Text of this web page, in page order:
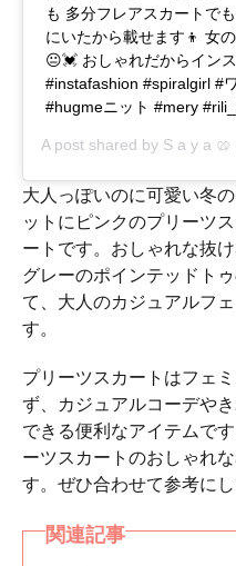
も 多分フレアスカートで
にいたから載せます👦 女
😐💓 おしゃれだからイン
#instafashion #spiralgirl #
#hugmeニット #mery
A post shared by S a y a 🥨
大人っぽいのに可愛い冬
ットにピンクのプリーツ
ートです。おしゃれな抜
グレーのポインテッドト
て、大人のカジュアルフ
す。
プリーツスカートはフェ
ず、カジュアルコーデや
できる便利なアイテムで
ーツスカートのおしゃれ
す。ぜひ合わせて参考に
関連記事